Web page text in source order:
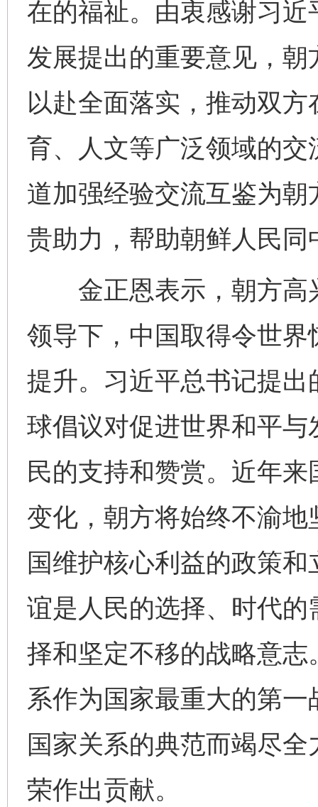
在的福祉。由衷感谢习
发展提出的重要意见，
以赴全面落实，推动双
育、人文等广泛领域的
道加强经验交流互鉴为
贵助力，帮助朝鲜人民
金正恩表示，朝方高
领导下，中国取得令世
提升。习近平总书记提
球倡议对促进世界和平
民的支持和赞赏。近年
变化，朝方将始终不渝
国维护核心利益的政策
谊是人民的选择、时代
择和坚定不移的战略意
系作为国家最重大的第
国家关系的典范而竭尽
荣作出贡献。